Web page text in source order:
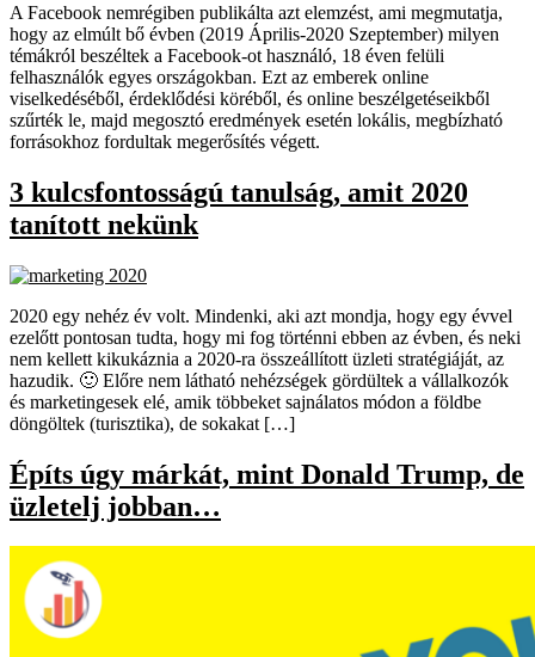
A Facebook nemrégiben publikálta azt elemzést, ami megmutatja,
hogy az elmúlt bő évben (2019 Április-2020 Szeptember) milyen
témákról beszéltek a Facebook-ot használó, 18 éven felüli
felhasználók egyes országokban. Ezt az emberek online
viselkedéséből, érdeklődési köréből, és online beszélgetéseikből
szűrték le, majd megosztó eredmények esetén lokális, megbízható
forrásokhoz fordultak megerősítés végett.
3 kulcsfontosságú tanulság, amit 2020
tanított nekünk
2020 egy nehéz év volt. Mindenki, aki azt mondja, hogy egy évvel
ezelőtt pontosan tudta, hogy mi fog történni ebben az évben, és neki
nem kellett kikukáznia a 2020-ra összeállított üzleti stratégiáját, az
hazudik. 🙂 Előre nem látható nehézségek gördültek a vállalkozók
és marketingesek elé, amik többeket sajnálatos módon a földbe
döngöltek (turisztika), de sokakat […]
Építs úgy márkát, mint Donald Trump, de
üzletelj jobban…